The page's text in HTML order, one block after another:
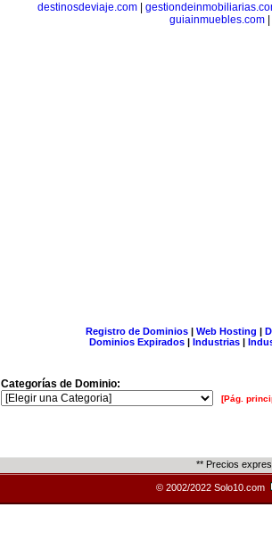
destinosdeviaje.com|
guiainmuebles.com|
Registro de Dominios| Web Hosting |
Dominios Expirados | Industrias |
Categorías de Dominio:
[Pág.
** Precios
© 2002/2022 Solo10.com